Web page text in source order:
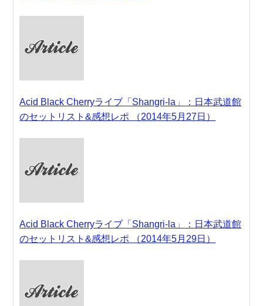
Acid Black Cherryライブ「Shangri-la」：日本武道館
のセットリスト&感想レポ （2014年5月27日）
Acid Black Cherryライブ「Shangri-la」：日本武道館
のセットリスト&感想レポ （2014年5月29日）